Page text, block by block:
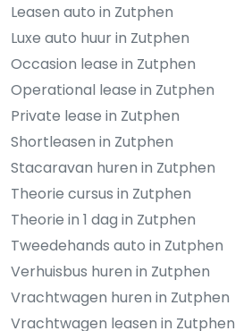
Leasen auto in Zutphen
Luxe auto huur in Zutphen
Occasion lease in Zutphen
Operational lease in Zutphen
Private lease in Zutphen
Shortleasen in Zutphen
Stacaravan huren in Zutphen
Theorie cursus in Zutphen
Theorie in 1 dag in Zutphen
Tweedehands auto in Zutphen
Verhuisbus huren in Zutphen
Vrachtwagen huren in Zutphen
Vrachtwagen leasen in Zutphen